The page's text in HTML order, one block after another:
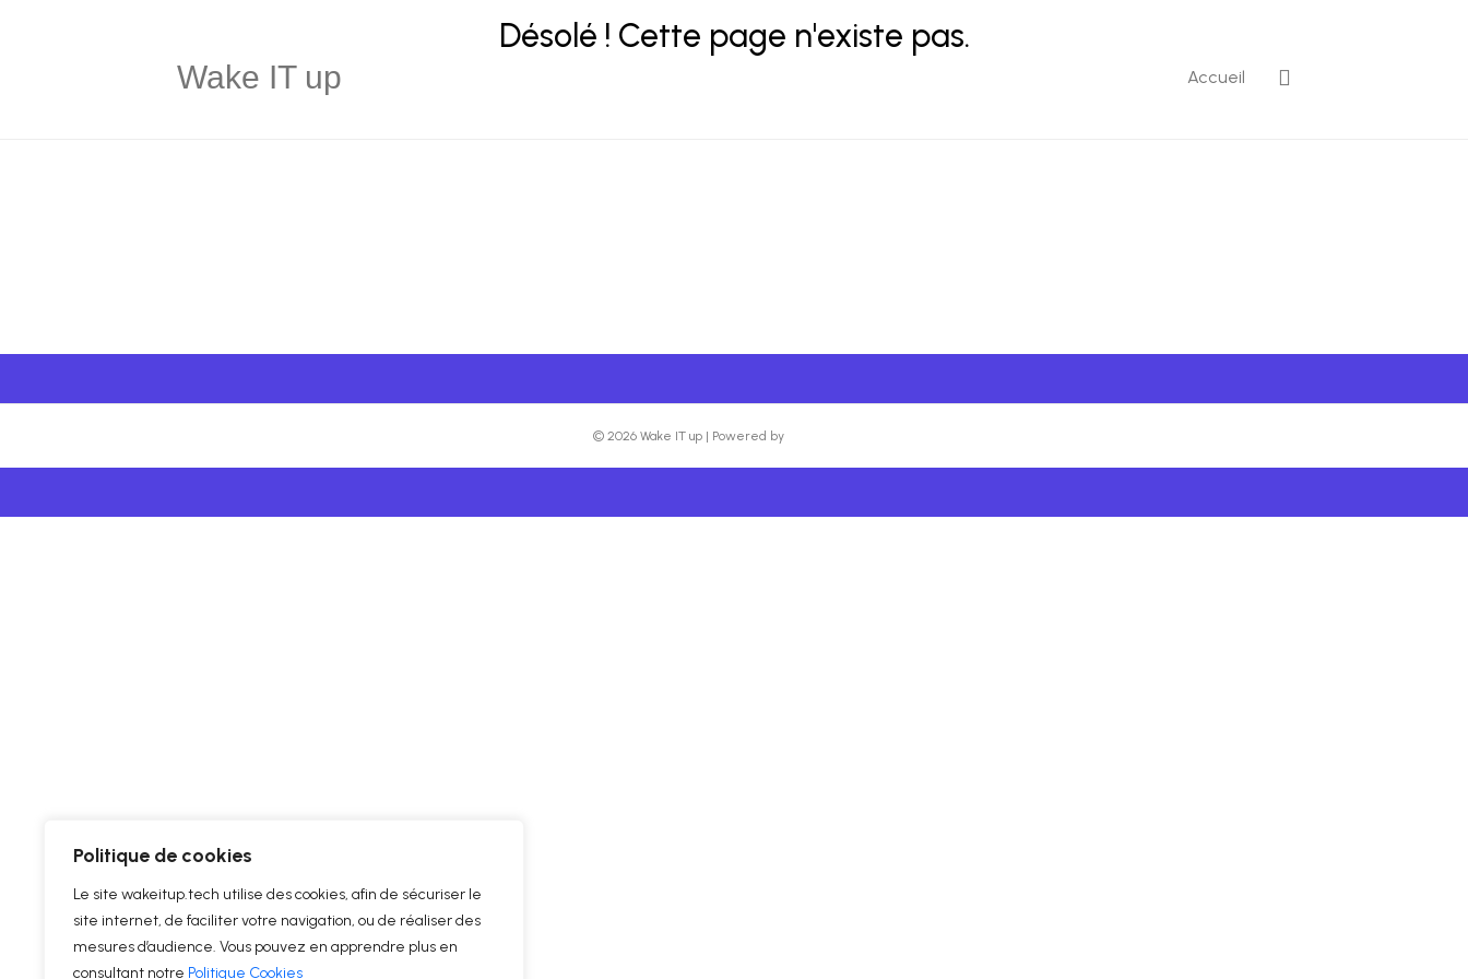
Politique de cookies
Le site wakeitup.tech utilise des cookies, afin de sécuriser le
site internet, de faciliter votre navigation, ou de réaliser des
mesures d’audience. Vous pouvez en apprendre plus en
consultant notre Politique Cookies
Wake IT up Accueil
Désolé ! Cette page n'existe pas.
© 2026 Wake IT up | Powered by